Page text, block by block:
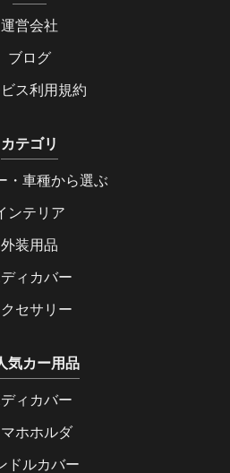
運営会社
ブログ
ス利用規約
カテゴリ
・車種から選ぶ
ンテリア
外装用品
ィカバー
セサリー
気カー用品
ィカバー
ホホルダ
ドルカバー